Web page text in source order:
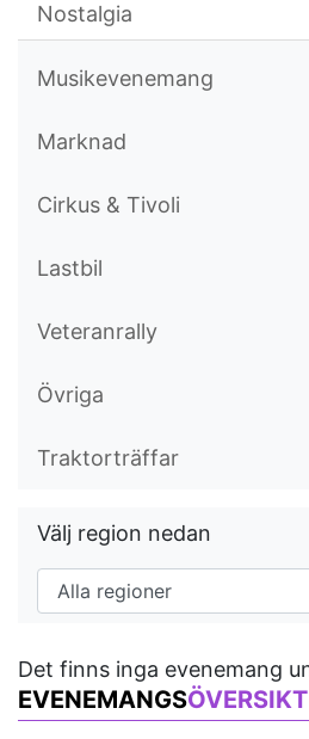
Nostalgia
Musikevenemang
Marknad
Cirkus & Tivoli
Lastbil
Veteranrally
Övriga
Traktorträffar
Välj region nedan
Det finns inga evenemang
EVENEMANGSÖVERSIKT